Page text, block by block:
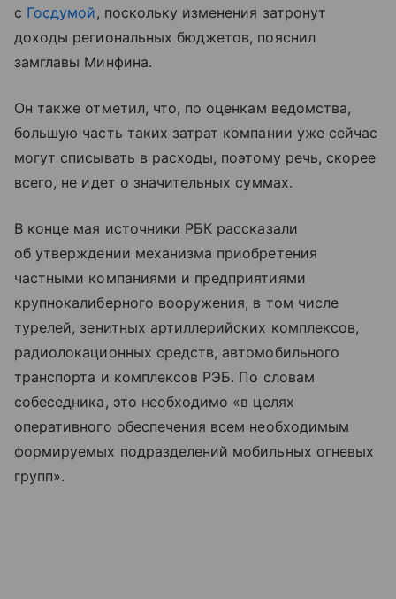
с Госдумой, поскольку изменения затронут
доходы региональных бюджетов, пояснил
замглавы Минфина.
Он также отметил, что, по оценкам ведомства,
большую часть таких затрат компании уже сейчас
могут списывать в расходы, поэтому речь, скорее
всего, не идет о значительных суммах.
В конце мая источники РБК рассказали
об утверждении механизма приобретения
частными компаниями и предприятиями
крупнокалиберного вооружения, в том числе
турелей, зенитных артиллерийских комплексов,
радиолокационных средств, автомобильного
транспорта и комплексов РЭБ. По словам
собеседника, это необходимо «в целях
оперативного обеспечения всем необходимым
формируемых подразделений мобильных огневых
групп».